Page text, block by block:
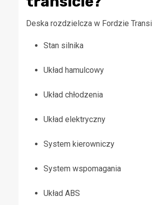
Deska rozdzielcza w Fordzie
Stan silnika
Układ hamulcowy
Układ chłodzenia
Układ elektryczny
System kierowniczy
System wspomagania
Układ ABS